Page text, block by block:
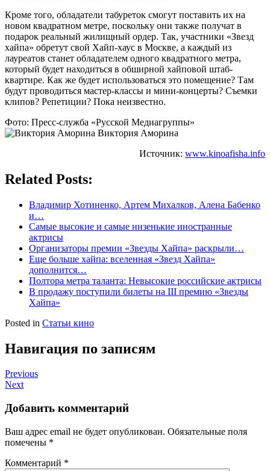
Кроме того, обладатели табуреток смогут поставить их на
новом квадратном метре, поскольку они также получат в
подарок реальный жилищный ордер. Так, участники «Звезд
хайпа» обретут свой Хайп-хаус в Москве, а каждый из
лауреатов станет обладателем одного квадратного метра,
который будет находиться в обширной хайповой штаб-
квартире. Как же будет использоваться это помещение? Там
будут проводиться мастер-классы и мини-концерты? Съемки
клипов? Репетиции? Пока неизвестно.
Фото: Пресс-служба «Русской Медиагруппы»
Виктория Аморина
Источник: www.kinoafisha.info
Related Posts:
Владимир Хотиненко, Артем Михалков, Алена Бабенко
и…
Самые высокие и самые низенькие иностранные
актрисы
Организаторы премии «Звезды Хайпа» раскрыли…
Еще больше хайпа: вселенная «Звезд Хайпа»
дополнится…
Полтора метра таланта: Невысокие российские актрисы
В продажу поступили билеты на III премию «Звезды
Хайпа»
Posted in Статьи кино
Навигация по записям
Previous
Next
Добавить комментарий
Ваш адрес email не будет опубликован. Обязательные поля
помечены *
Комментарий *